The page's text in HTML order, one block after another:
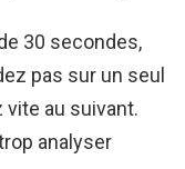
30 secondes,
pas sur un seul
au suivant.
analyser